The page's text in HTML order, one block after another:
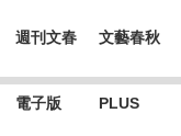
週刊文春
電子版
文藝春秋
PLUS